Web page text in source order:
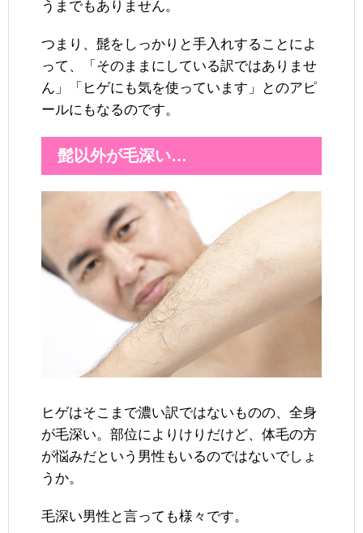
うまでもありません。
つまり、髭をしっかりと手入れすることによ
って、「そのままにしている訳ではありませ
ん」「ヒゲにも気を使っています」とのアピ
ールにもなるのです。
髭以外が毛深い…
ヒゲはそこまで濃い訳ではないものの、全身
が毛深い。部位によりけりだけど、体毛の方
が悩みだという男性もいるのではないでしょ
うか。
毛深い男性と言っても様々です。